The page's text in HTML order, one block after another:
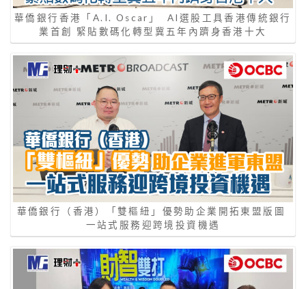
華僑銀行香港「A.I. Oscar」 AI選股工具香港傳統銀行
業首創 緊貼數碼化轉型冀五年內躋身香港十大
華僑銀行（香港）「雙樞紐」優勢助企業開拓東盟版圖
一站式服務迎跨境投資機遇